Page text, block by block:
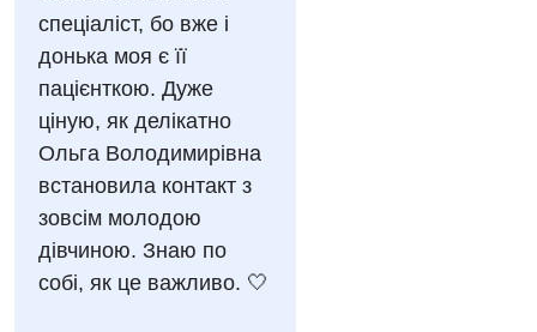
Алергологія, імунологія
Андрологія
Безоплатні послуги
Відділення інтенсивної терапії
Відділення кардіосудинної патології та неврології
Терапевтичне відділення
Травматологічне відділення
Урологічне відділення
Хірургічне відділення
Швидка медична допомога
спеціаліст, бо вже і
донька моя є її
пацієнткою. Дуже
ціную, як делікатно
Ольга Володимирівна
встановила контакт з
зовсім молодою
дівчиною. Знаю по
собі, як це важливо. 🤍